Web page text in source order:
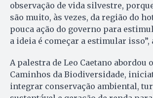
observação de vida silvestre,
são muito, às vezes, da região do
pouca ação do governo para
a ideia é começar a estimular
A palestra de Leo Caetano abordou
Caminhos da Biodiversidade,
integrar conservação ambiental,